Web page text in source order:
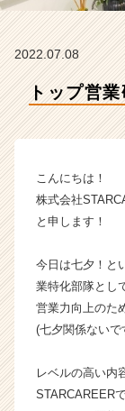
2022.07.08
トップ営
こんにちは！
株式会社
と申します！
今日は七夕！と
業特化部隊とし
営業力向上のた
(七夕関係ないで
レベルの高い内
STARCAREER